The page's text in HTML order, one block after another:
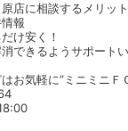
店に相談するメリット
報
け安く！
できるようサポート
お気軽に”ミニミニＦ